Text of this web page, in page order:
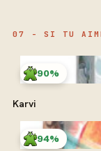
07 - SI TU
90%
Karvi
94%